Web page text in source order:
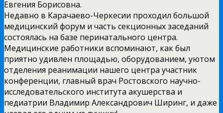
Евгения Борисовна.
Недавно в Карачаево-Черкесии проходил большой
медицинский форум и часть секционных заседаний
состоялась на базе перинатального центра.
Медицинские работники вспоминают, как был
приятно удивлен площадью, оборудованием, уютом
отделения реанимации нашего центра участник
конференции, главный врач Ростовского научно-
исследовательского института акушерства и
педиатрии Владимир Александрович Ширинг, и даже